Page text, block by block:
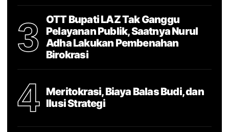
3
OTT Bupati LAZ Tak Ganggu
Pelayanan Publik, Saatnya Nurul
Adha Lakukan Pembenahan
Birokrasi
4
Meritokrasi, Biaya Balas Budi, dan
Ilusi Strategi